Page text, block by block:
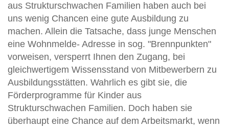
aus Strukturschwachen Familien haben auch bei
uns wenig Chancen eine gute Ausbildung zu
machen. Allein die Tatsache, dass junge Menschen
eine Wohnmelde- Adresse in sog. "Brennpunkten"
vorweisen, versperrt Ihnen den Zugang, bei
gleichwertigem Wissensstand von Mitbewerbern zu
Ausbildungsstätten. Wahrlich es gibt sie, die
Förderprogramme für Kinder aus
Strukturschwachen Familien. Doch haben sie
überhaupt eine Chance auf dem Arbeitsmarkt, wenn